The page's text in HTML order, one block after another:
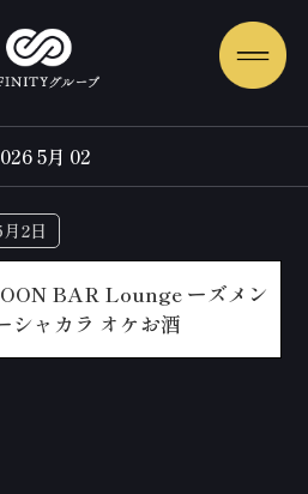
5月 02
2日
BAR Lounge ーズメン
シャカラ オケお酒